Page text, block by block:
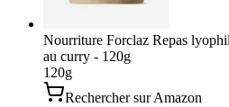
Nourriture Forclaz Repas
au curry - 120g
120g
Rechercher sur Amazon